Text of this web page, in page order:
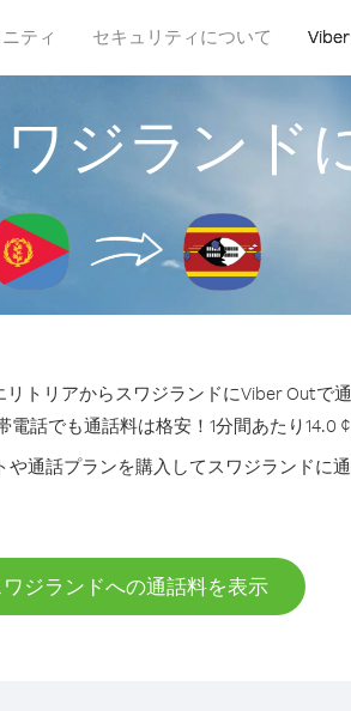
ティ セキュリティについて
ジランド
トリアからスワジランドにViber Outで
話でも通話料は格安！1分間あたり14.0
通話プランを購入してスワジランドに通
ワジランドへの通話料を表示